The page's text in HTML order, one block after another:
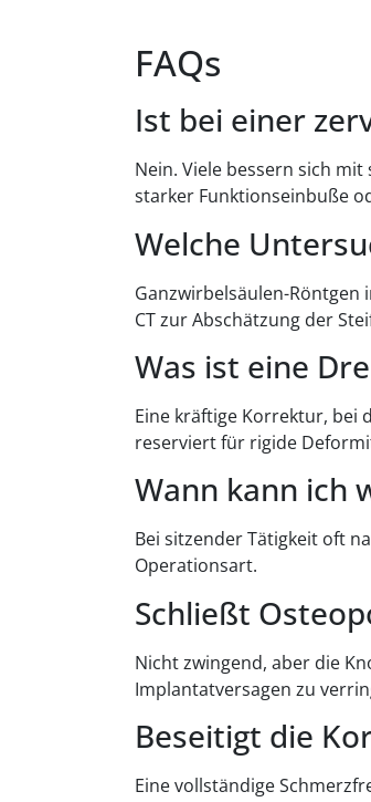
FAQs
Ist bei einer
Nein. Viele bessern sich
starker Funktionseinbuße
Welche
Ganzwirbelsäulen-Röntgen
CT zur Abschätzung der
Was ist eine
Eine kräftige Korrektur, bei
reserviert für rigide
Wann kann ich
Bei sitzender Tätigkeit oft
Operationsart.
Schließt
Nicht zwingend, aber die
Implantatversagen zu
Beseitigt die
Eine vollständige